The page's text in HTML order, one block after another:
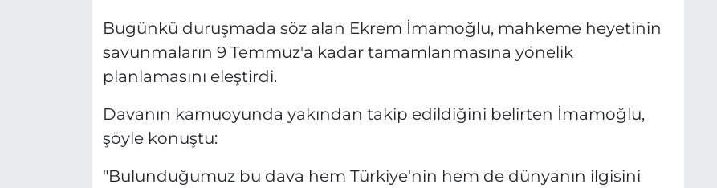
Bugünkü duruşmada söz alan Ekrem İmamoğlu, mahkeme heyetinin
savunmaların 9 Temmuz'a kadar tamamlanmasına yönelik
planlamasını eleştirdi.
Davanın kamuoyunda yakından takip edildiğini belirten İmamoğlu,
şöyle konuştu:
"Bulunduğumuz bu dava hem Türkiye'nin hem de dünyanın ilgisini